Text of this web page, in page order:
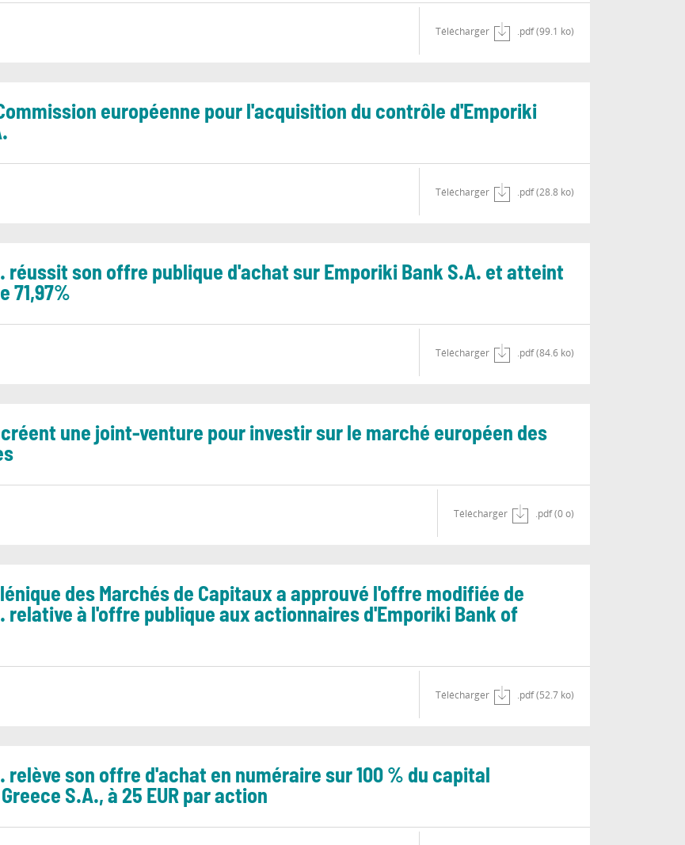
Télécharger .pdf (99.1 ko)
européenne pour l'acquisition du contrôle d'Emporiki
Télécharger .pdf (28.8 ko)
réussit son offre publique d'achat sur Emporiki Bank S.A. et atteint
71,97%
Télécharger .pdf (84.6 ko)
créent une joint-venture pour investir sur le marché européen des
Télécharger .pdf (0 o)
des Marchés de Capitaux a approuvé l'offre modifiée de
relative à l'offre publique aux actionnaires d'Emporiki Bank of
Télécharger .pdf (52.7 ko)
relève son offre d'achat en numéraire sur 100 % du capital
S.A., à 25 EUR par action